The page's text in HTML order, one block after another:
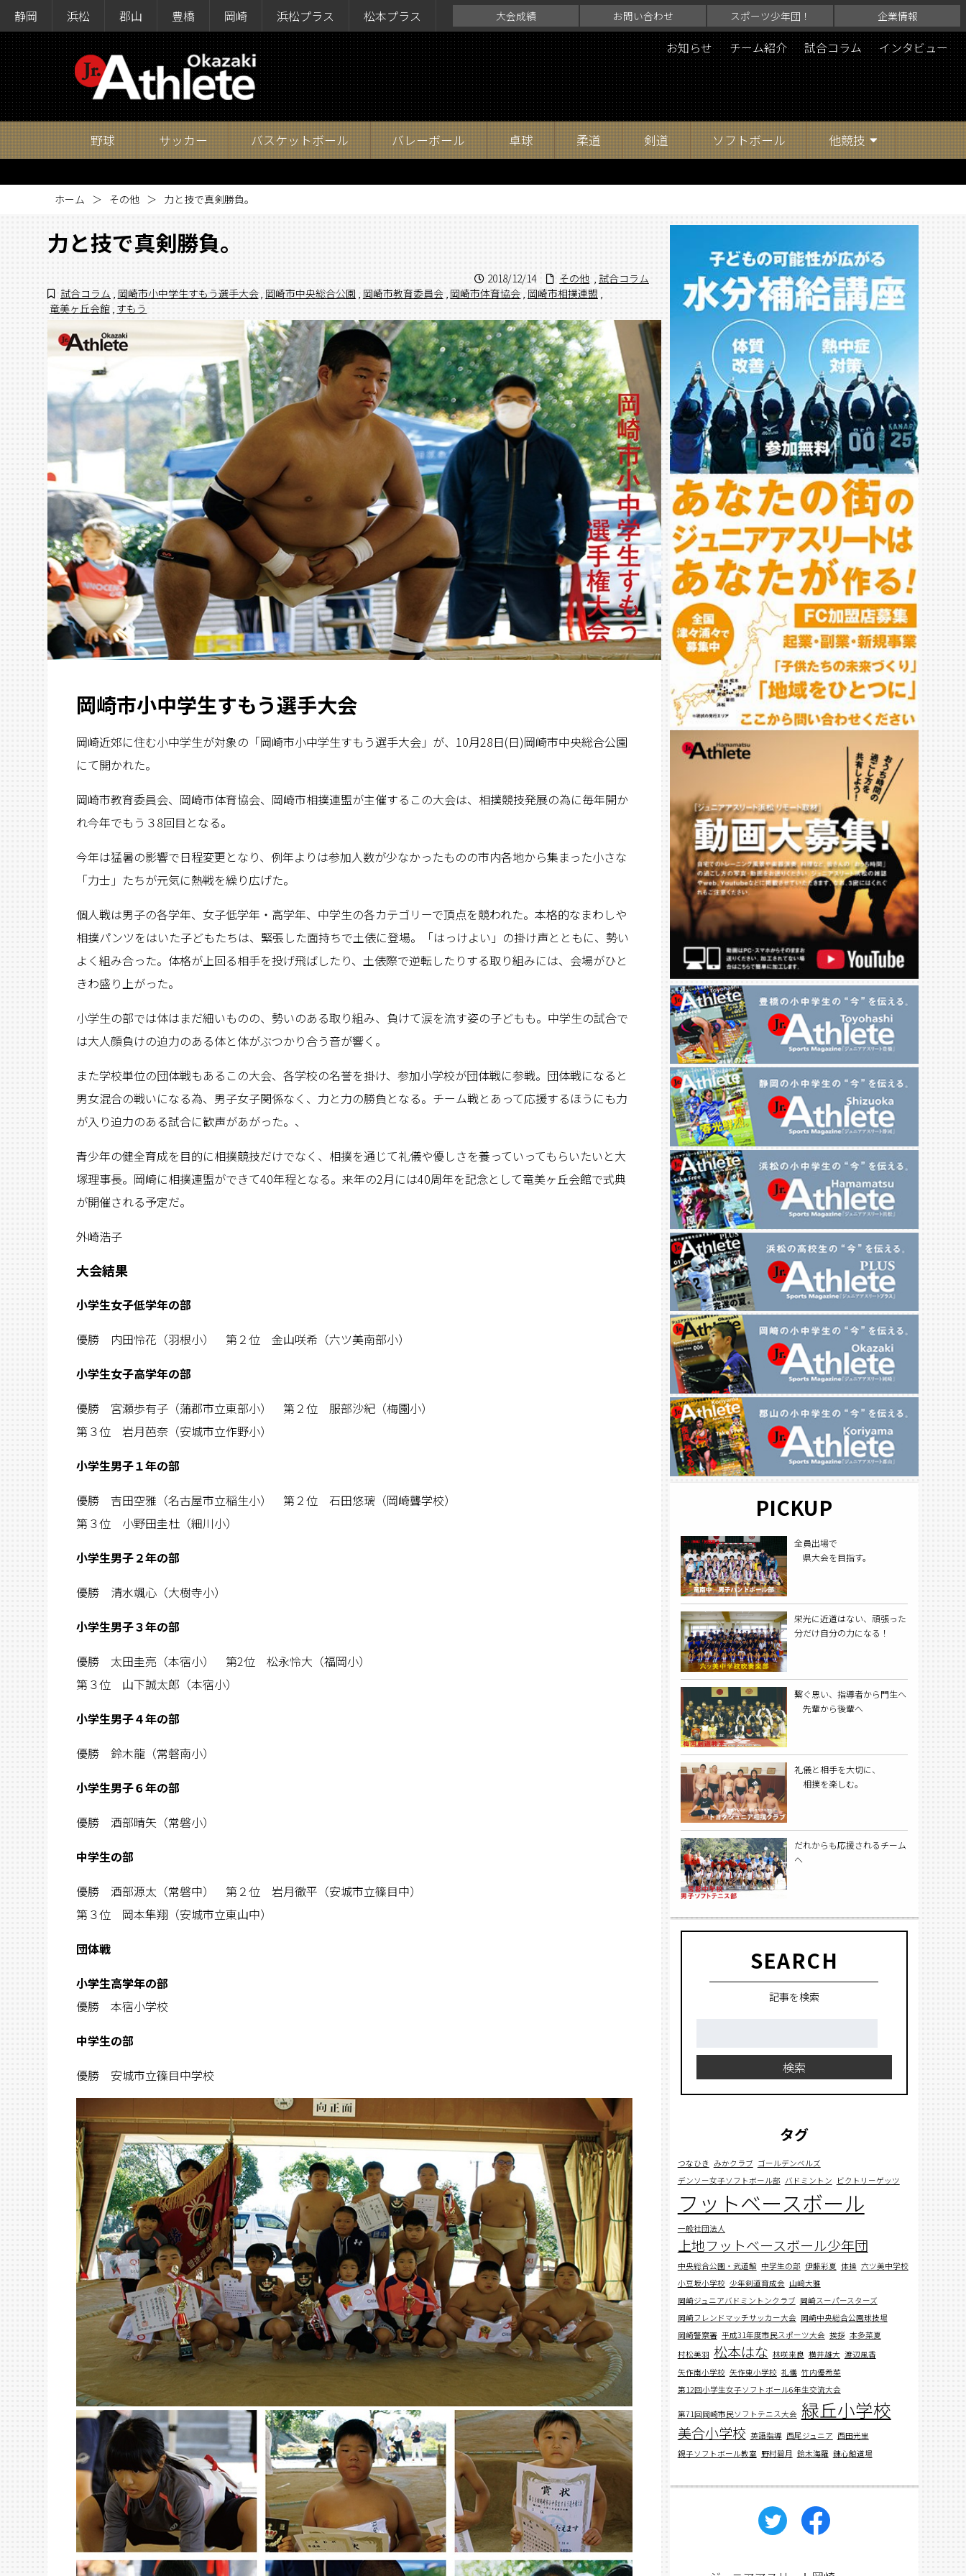
静岡 浜松 郡山 豊橋 岡崎 浜松プラス 松本プラス 大会成績 お問い合わせ スポーツ少年団！ 企業情報
お知らせ チーム紹介 試合コラム インタビュー
野球 サッカー バスケットボール バレーボール 卓球 柔道 剣道 ソフトボール 他競技
ホーム その他 力と技で真剣勝負。
力と技で真剣勝負。
2018/12/14 その他 , 試合コラム
試合コラム , 岡崎市小中学生すもう選手大会, 岡崎市中央総合公園 , 岡崎市教育委員会 , 岡崎市体育協会 , 岡崎市相撲連盟 ,
竜美ヶ丘会館 , すもう
岡崎市小中学生すもう選手大会
岡崎近郊に住む小中学生が対象の「岡崎市小中学生すもう選手大会」が、10月28日(日)岡崎市中央総合公園
にて開かれた。
岡崎市教育委員会、岡崎市体育協会、岡崎市相撲連盟が主催するこの大会は、相撲競技発展の為に毎年開か
れ今年でもう３8回目となる。
今年は猛暑の影響で日程変更となり、例年よりは参加人数が少なかったものの市内各地から集まった小さな
「力士」たちが元気に熱戦を繰り広げた。
個人戦は男子の各学年、女子低学年・高学年、中学生の各カテゴリーで頂点を競われた。本格的なまわしや
相撲パンツをはいた子どもたちは、緊張した面持ちで土俵に登場。「はっけよい」の掛け声とともに、勢い
よく組み合った。体格が上回る相手を投げ飛ばしたり、土俵際で逆転したりする取り組みには、会場がひと
きわ盛り上がった。
小学生の部では体はまだ細いものの、勢いのある取り組み、負けて涙を流す姿の子どもも。中学生の試合で
は大人顔負けの迫力のある体と体がぶつかり合う音が響く。
また学校単位の団体戦もあるこの大会、各学校の名誉を掛け、参加小学校が団体戦に参戦。団体戦になると
男女混合の戦いになる為、男子女子関係なく、力と力の勝負となる。チーム戦とあって応援するほうにも力
が入り迫力のある試合に歓声があがった。、
青少年の健全育成を目的に相撲競技だけでなく、相撲を通じて礼儀や優しさを養っていってもらいたいと大
塚理事長。岡崎に相撲連盟ができて40年程となる。来年の2月には40周年を記念として竜美ヶ丘会館で式典
が開催される予定だ。
外崎浩子
大会結果
小学生女子低学年の部
優勝 内田怜花（羽根小） 第２位 金山咲希（六ツ美南部小）
小学生女子高学年の部
優勝 宮瀬歩有子（蒲郡市立東部小） 第２位 服部沙紀（梅園小）
第３位 岩月芭奈（安城市立作野小）
小学生男子１年の部
優勝 吉田空雅（名古屋市立稲生小） 第２位 石田悠璃（岡崎聾学校）
第３位 小野田圭杜（細川小）
小学生男子２年の部
優勝 清水颯心（大樹寺小）
小学生男子３年の部
優勝 太田圭亮（本宿小） 第2位 松永怜大（福岡小）
第３位 山下誠太郎（本宿小）
小学生男子４年の部
優勝 鈴木龍（常磐南小）
小学生男子６年の部
優勝 酒部晴矢（常磐小）
中学生の部
優勝 酒部源太（常磐中） 第２位 岩月徹平（安城市立篠目中）
第３位 岡本隼翔（安城市立東山中）
団体戦
小学生高学年の部
優勝 本宿小学校
中学生の部
優勝 安城市立篠目中学校
PICKUP
全員出場で
県大会を目指す。
栄光に近道はない、頑張った
分だけ自分の力になる！
繋ぐ思い、指導者から門生へ
先輩から後輩へ
礼儀と相手を大切に、
相撲を楽しむ。
だれからも応援されるチーム
へ
SEARCH
記事を検索
検索
タグ
つなひき みかクラブ ゴールデンベルズ
デンソー女子ソフトボール部 バドミントン ビクトリーゲッツ
フットベースボール
一般社団法人
上地フットベースボール少年団
中央総合公園・武道館 中学生の部 伊藤彩夏 体操 六ツ美中学校
小豆坂小学校 少年剣道育成会 山﨑大雅
岡崎ジュニアバドミントンクラブ 岡崎スーパースターズ
岡崎フレンドマッチサッカー大会 岡崎中央総合公園球技場
岡崎警察署 平成31年度市民スポーツ大会 挨拶 本多菜夏
村松美羽 松本はな 林咲来良 横井雄大 渡辺風香
矢作南小学校 矢作東小学校 礼儀 竹内優希菜
第12回小学生女子ソフトボール6年生交流大会
第71回岡崎市民ソフトテニス大会 緑丘小学校
美合小学校 英語指導 西尾ジュニア 西田光里
親子ソフトボール教室 野村碧月 鈴木海羅 錬心館道場